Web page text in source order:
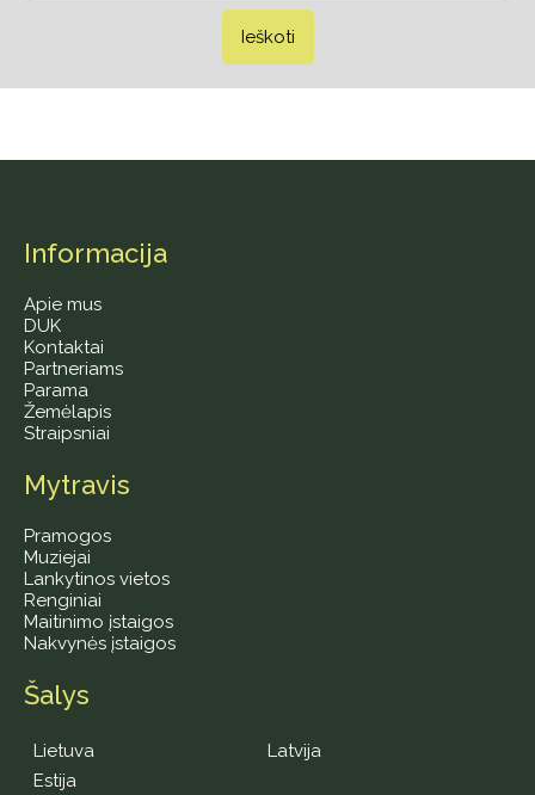
Ieškoti
Informacija
Apie mus
DUK
Kontaktai
Partneriams
Parama
Žemėlapis
Straipsniai
Mytravis
Pramogos
Muziejai
Lankytinos vietos
Renginiai
Maitinimo įstaigos
Nakvynės įstaigos
Šalys
Lietuva
Estija
Latvija